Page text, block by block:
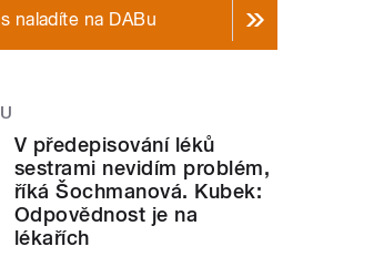
naladíte na DABu
V předepisování léků
sestrami nevidím problém,
říká Šochmanová. Kubek:
Odpovědnost je na
lékařích